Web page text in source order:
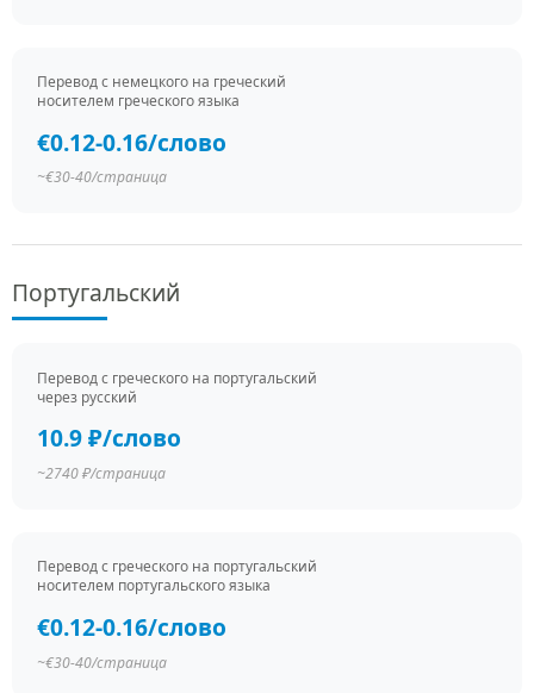
Перевод c немецкого на греческий
носителем греческого языка
€0.12-0.16/слово
~€30-40/страница
Португальский
Перевод c греческого на португальский
через русский
10.9 ₽/слово
~2740 ₽/страница
Перевод c греческого на португальский
носителем португальского языка
€0.12-0.16/слово
~€30-40/страница